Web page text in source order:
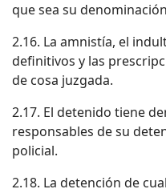
que sea su
2.16. La amnistía, el
definitivos y las
de cosa juzgada.
2.17. El detenido tiene
responsables de su
policial.
2.18. La detención de